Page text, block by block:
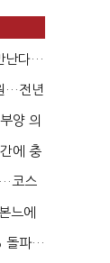
난다…
…전년
양 의
에 충
…코스
느에
돌파…